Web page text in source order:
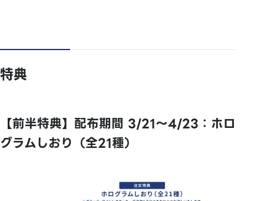
特典
【前半特典】配布期間 3/21～4/23：ホロ
グラムしおり（全21種）